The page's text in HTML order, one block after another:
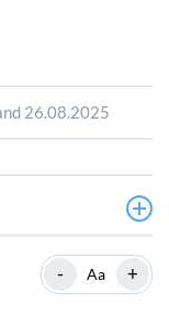
26.08.2025
Markt
- Aa +